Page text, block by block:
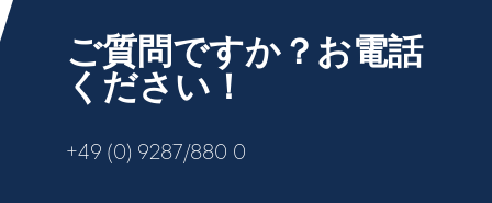
ご質問ですか？お電話
ください！
+49 (0) 9287/880 0